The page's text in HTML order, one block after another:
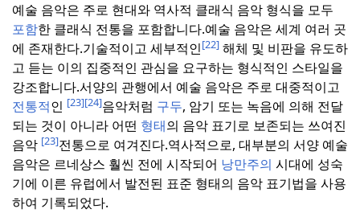
예술 음악은 주로 현대와 역사적 클래식 음악 형식을 모두
포함한 클래식 전통을 포함합니다.예술 음악은 세계 여러 곳
에 존재한다.기술적이고 세부적인[22] 해체 및 비판을 유도하
고 듣는 이의 집중적인 관심을 요구하는 형식적인 스타일을
강조합니다.서양의 관행에서 예술 음악은 주로 대중적이고
전통적인 [23][24]음악처럼 구두, 암기 또는 녹음에 의해 전달
되는 것이 아니라 어떤 형태의 음악 표기로 보존되는 쓰여진
음악 [23]전통으로 여겨진다.역사적으로, 대부분의 서양 예술
음악은 르네상스 훨씬 전에 시작되어 낭만주의 시대에 성숙
기에 이른 유럽에서 발전된 표준 형태의 음악 표기법을 사용
하여 기록되었다.